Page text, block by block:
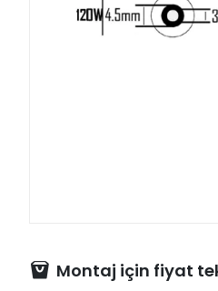
Montaj için fiyat